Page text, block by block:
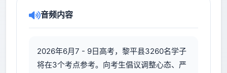
音频内容
2026年6月7 - 9日高考，黎平县3260名学子
将在3个考点参考。向考生倡议调整心态、严